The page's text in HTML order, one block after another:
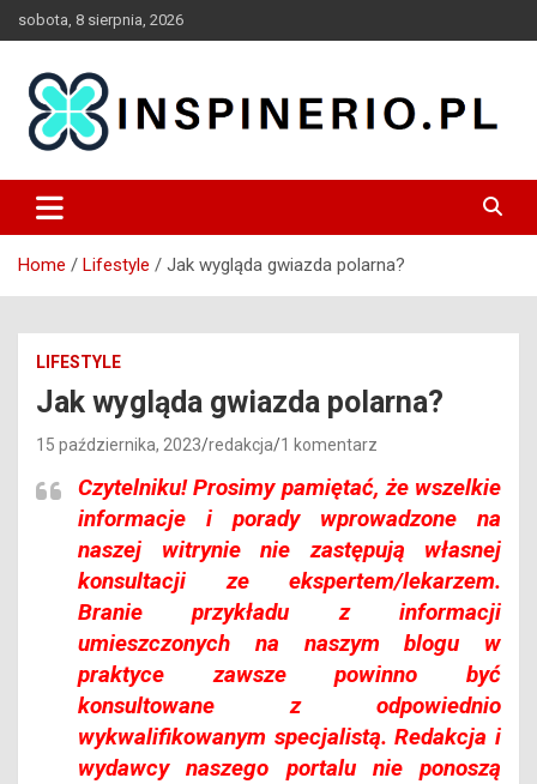
to
sobota, 8 sierpnia, 2026
Inspinerio
Home Lifestyle Jak wygląda gwiazda polarna?
LIFESTYLE
Jak wygląda gwiazda polarna?
15 października, 2023 redakcja 1 komentarz
Czytelniku!Prosimy pamiętać, że wszelkie
informacje i porady wprowadzone na
naszej witrynie nie zastępują własnej
konsultacji ze ekspertem/lekarzem.
Branie przykładu z informacji
umieszczonych na naszym blogu w
praktyce zawsze powinno być
konsultowane z odpowiednio
wykwalifikowanym specjalistą. Redakcja i
wydawcy naszego portalu nie ponoszą